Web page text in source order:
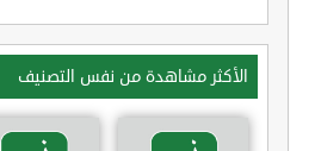
الأكثر مشاهدة من نفس التصنيف